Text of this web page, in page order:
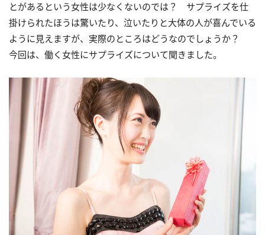
とがあるという女性は少なくないのでは？ サプライズを仕
掛けられたほうは驚いたり、泣いたりと大体の人が喜んでいる
ように見えますが、実際のところはどうなのでしょうか？
今回は、働く女性にサプライズについて聞きました。